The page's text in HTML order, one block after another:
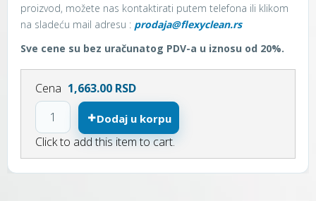
proizvod, možete nas kontaktirati putem telefona ili klikom
na sladeću mail adresu : prodaja@flexyclean.rs
Sve cene su bez uračunatog PDV-a u iznosu od 20%.
Cena 1,663.00 RSD
Dodaj u korpu
Click to add this item to cart.